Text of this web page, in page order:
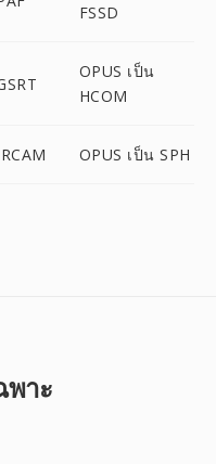
FSSD
OPUS เป็น
HCOM
OPUS เป็น SPH
พาะ